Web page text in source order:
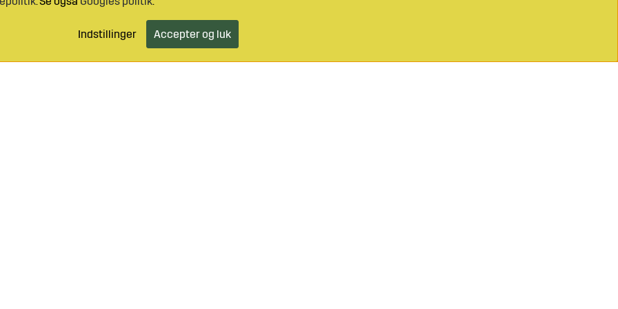
Indstillinger Accepter og luk